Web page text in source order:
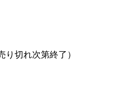
り切れ次第終了）